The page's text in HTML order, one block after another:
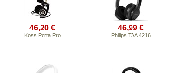
46,20 €
Koss Porta Pro
46,99 €
Philips TAA 4216